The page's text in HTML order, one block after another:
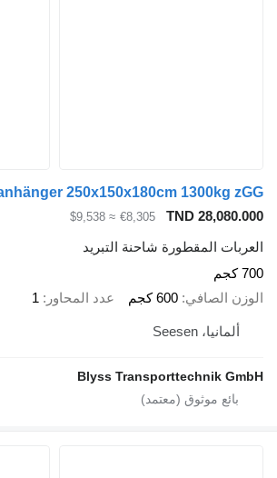
TND 28,080.000
€8,305
≈ $9,538
العربات المقطورة شاحنة التبريد
700 كجم
الوزن الصافي 600 كجم عدد المحاور 1
ألمانيا، Seesen
Blyss Transporttechnik GmbH